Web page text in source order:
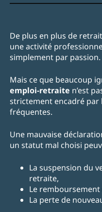
De plus en plus de
une activité
simplement par passion.
Mais ce que beaucoup
emploi-retraite n’est
strictement encadré par
fréquentes.
Une mauvaise
un statut mal choisi
La suspension du
retraite,
Le
La perte de